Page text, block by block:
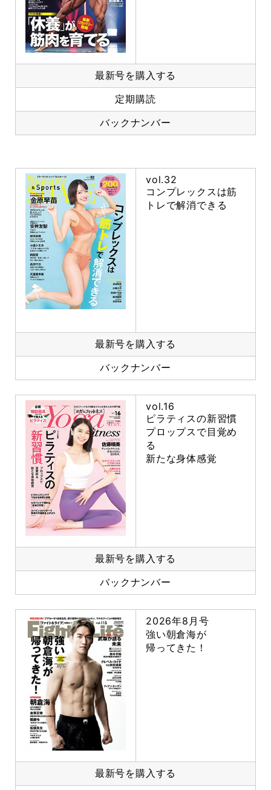
最新号を購入する
定期購読
バックナンバー
vol.32
コンプレックスは筋
トレで解消できる
最新号を購入する
バックナンバー
vol.16
ピラティスの新習慣
プロップスで目覚め
る
新たな身体感覚
最新号を購入する
バックナンバー
2026年8月号
強い朝倉海が
帰ってきた！
最新号を購入する